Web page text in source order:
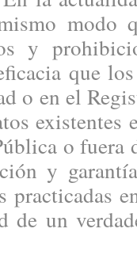
modo
y
que
o en el
o fuera
y
practicadas
de un